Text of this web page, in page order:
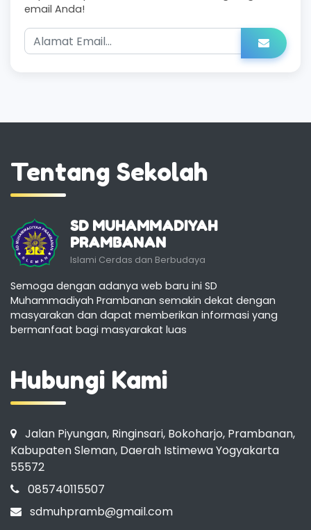
email Anda!
Tentang Sekolah
SD MUHAMMADIYAH
PRAMBANAN
Islami Cerdas dan Berbudaya
Semoga dengan adanya web baru ini SD
Muhammadiyah Prambanan semakin dekat dengan
masyarakan dan dapat memberikan informasi yang
bermanfaat bagi masyarakat luas
Hubungi Kami
Jalan Piyungan, Ringinsari, Bokoharjo, Prambanan,
Kabupaten Sleman, Daerah Istimewa Yogyakarta
55572
085740115507
sdmuhpramb@gmail.com